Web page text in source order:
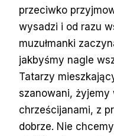
przeciwko
wysadzi i od razu
muzułmanki
jakbyśmy nagle
Tatarzy
szanowani, żyjemy
chrześcijanami, z
dobrze. Nie